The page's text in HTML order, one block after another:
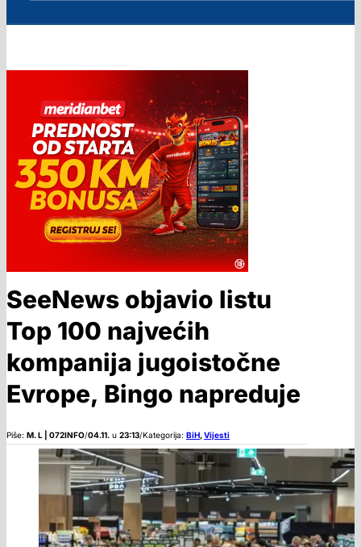
SeeNews objavio listu
Top 100 najvećih
kompanija jugoistočne
Evrope, Bingo napreduje
Piše: M. L | 072INFO/04.11. u 23:13/Kategorija: BiH,Vijesti